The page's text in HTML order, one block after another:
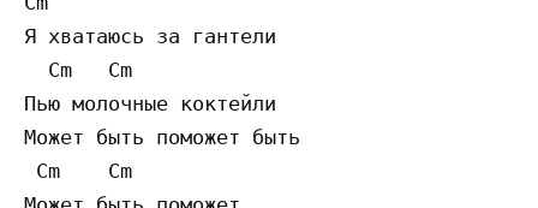
Я хватаюсь за гантели
  Cm   Cm
Пью молочные коктейли
Может быть поможет быть
Cm    Cm